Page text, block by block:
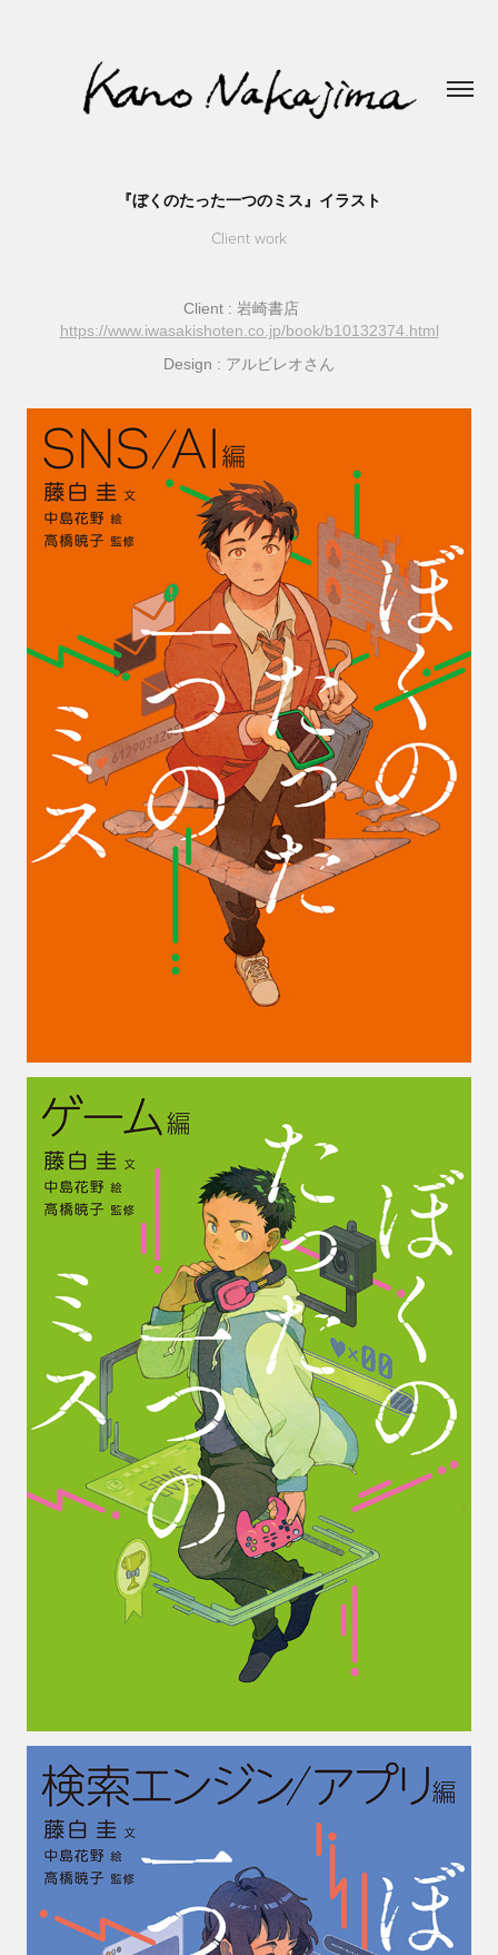
『ぼくのたった一つのミス』イラスト
Client work
Client : 岩崎書店
https://www.iwasakishoten.co.jp/book/b10132374.html
Design : アルビレオさん